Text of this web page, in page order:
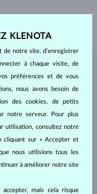
KLENOTA
KLENOTA
de notre site, d’enregistrer
à chaque visite, de
préférences et de vous
nous avons besoin de
des cookies, de petits
notre serveur. Pour plus
utilisation, consultez notre
cliquant sur « Accepter et
nous utilisions tous les
à améliorer notre site
mais cela risque